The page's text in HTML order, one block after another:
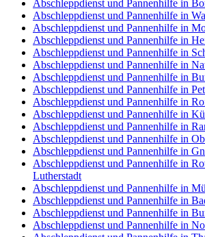
Abschleppdienst und Pannenhilfe in
Abschleppdienst und Pannenhilfe in
Abschleppdienst und Pannenhilfe in
Abschleppdienst und Pannenhilfe in
Abschleppdienst und Pannenhilfe in
Abschleppdienst und Pannenhilfe in
Abschleppdienst und Pannenhilfe in
Abschleppdienst und Pannenhilfe in
Abschleppdienst und Pannenhilfe in
Abschleppdienst und Pannenhilfe in
Abschleppdienst und Pannenhilfe in
Abschleppdienst und Pannenhilfe in
Abschleppdienst und Pannenhilfe in
Abschleppdienst und Pannenhilfe in
Lutherstadt
Abschleppdienst und Pannenhilfe in
Abschleppdienst und Pannenhilfe in
Abschleppdienst und Pannenhilfe in
Abschleppdienst und Pannenhilfe in